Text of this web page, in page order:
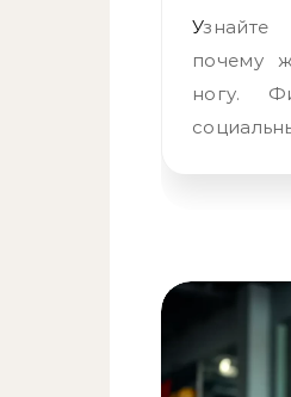
Узнайте настоящие причины,
почему
ногу.